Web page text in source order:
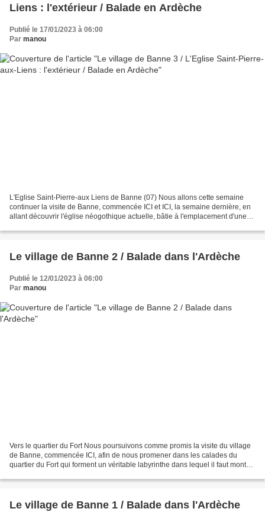
Liens : l'extérieur / Balade en Ardèche
Publié le 17/01/2023 à 06:00
Par manou
L'Eglise Saint-Pierre-aux Liens de Banne (07) Nous allons cette semaine
continuer la visite de Banne, commencée ICI et ICI, la semaine dernière, en
allant découvrir l'église néogothique actuelle, bâtie à l'emplacement d'une
Le village de Banne 2 / Balade dans l'Ardèche
Publié le 12/01/2023 à 06:00
Par manou
Vers le quartier du Fort Nous poursuivons comme promis la visite du village
de Banne, commencée ICI, afin de nous promener dans les calades du
quartier du Fort qui forment un véritable labyrinthe dans lequel il faut monter
Le village de Banne 1 / Balade dans l'Ardèche